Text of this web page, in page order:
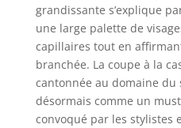
grandissante s’explique
une large palette de
capillaires tout en
branchée. La coupe à la
cantonnée au domaine du
désormais comme un
convoqué par les stylistes